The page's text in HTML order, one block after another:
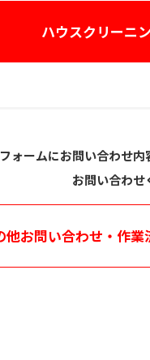
ハウスクリーニ
フォームにお問い合わせ
お問い合わせ
他お問い合わせ・ 作業